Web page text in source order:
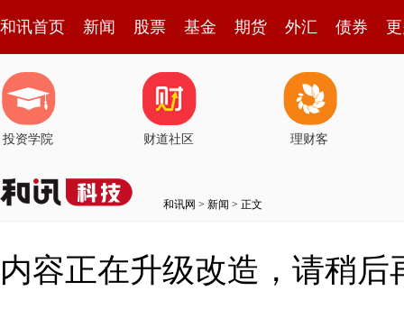
和讯首页 新闻 股票 基金 期货 外汇 债券
投资学院 财道社区 理财客
和讯网 > 新闻 > 正文
内容正在升级改造，请稍后